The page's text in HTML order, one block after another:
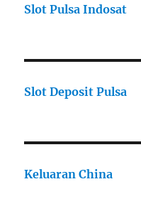
Slot Pulsa Indosat
Slot Deposit Pulsa
Keluaran China